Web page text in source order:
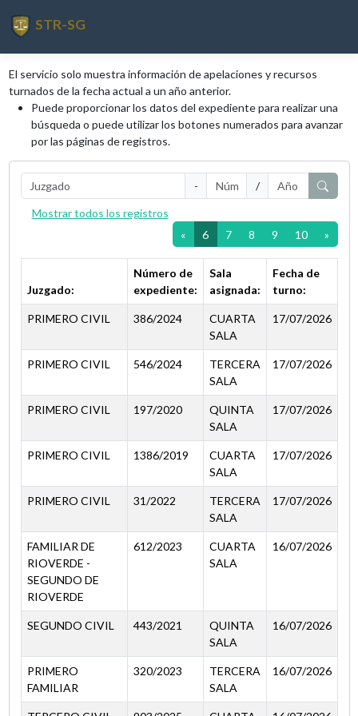
STR-SG
El servicio solo muestra información de apelaciones y recursos
turnados de la fecha actual a un año anterior.
Puede proporcionar los datos del expediente para realizar una
búsqueda o puede utilizar los botones numerados para avanzar
por las páginas de registros.
- /
Mostrar todos los registros
«
6 7 8 9 10 »
Juzgado:
Número de
expediente:
Sala
asignada:
Fecha de
turno:
PRIMERO CIVIL 386/2024
CUARTA
SALA
17/07/2026
PRIMERO CIVIL 546/2024
TERCERA
SALA
17/07/2026
PRIMERO CIVIL 197/2020
QUINTA
SALA
17/07/2026
PRIMERO CIVIL 1386/2019
CUARTA
SALA
17/07/2026
PRIMERO CIVIL 31/2022
TERCERA
SALA
17/07/2026
FAMILIAR DE
RIOVERDE -
SEGUNDO DE
RIOVERDE
612/2023
CUARTA
SALA
16/07/2026
SEGUNDO CIVIL 443/2021
QUINTA
SALA
16/07/2026
PRIMERO
FAMILIAR
320/2023
TERCERA
SALA
16/07/2026